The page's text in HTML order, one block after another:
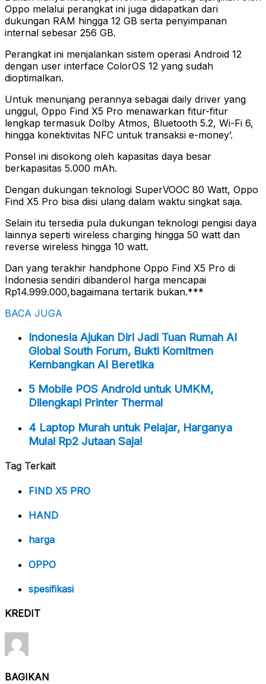
Oppo melalui perangkat ini juga didapatkan dari
dukungan RAM hingga 12 GB serta penyimpanan
internal sebesar 256 GB.
Perangkat ini menjalankan sistem operasi Android 12
dengan user interface ColorOS 12 yang sudah
dioptimalkan.
Untuk menunjang perannya sebagai daily driver yang
unggul, Oppo Find X5 Pro menawarkan fitur-fitur
lengkap termasuk Dolby Atmos, Bluetooth 5.2, Wi-Fi 6,
hingga konektivitas NFC untuk transaksi e-money’.
Ponsel ini disokong oleh kapasitas daya besar
berkapasitas 5.000 mAh.
Dengan dukungan teknologi SuperVOOC 80 Watt, Oppo
Find X5 Pro bisa diisi ulang dalam waktu singkat saja.
Selain itu tersedia pula dukungan teknologi pengisi daya
lainnya seperti wireless charging hingga 50 watt dan
reverse wireless hingga 10 watt.
Dan yang terakhir handphone Oppo Find X5 Pro di
Indonesia sendiri dibanderol harga mencapai
Rp14.999.000,bagaimana tertarik bukan.***
BACA JUGA
Indonesia Ajukan Diri Jadi Tuan Rumah AI
Global South Forum, Bukti Komitmen
Kembangkan AI Beretika
5 Mobile POS Android untuk UMKM,
Dilengkapi Printer Thermal
4 Laptop Murah untuk Pelajar, Harganya
Mulai Rp2 Jutaan Saja!
Tag Terkait
FIND X5 PRO
HAND
harga
OPPO
spesifikasi
KREDIT
BAGIKAN